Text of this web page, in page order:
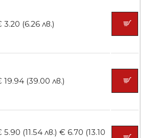
Ваничка за маникюр BMSPA1C
БЕЗПЛАТНО
Пила тип ренде
3.20 (6.26 лв.)
19.94 (39.00 лв.)
5.90 (11.54 лв.) € 6.70 (13.10